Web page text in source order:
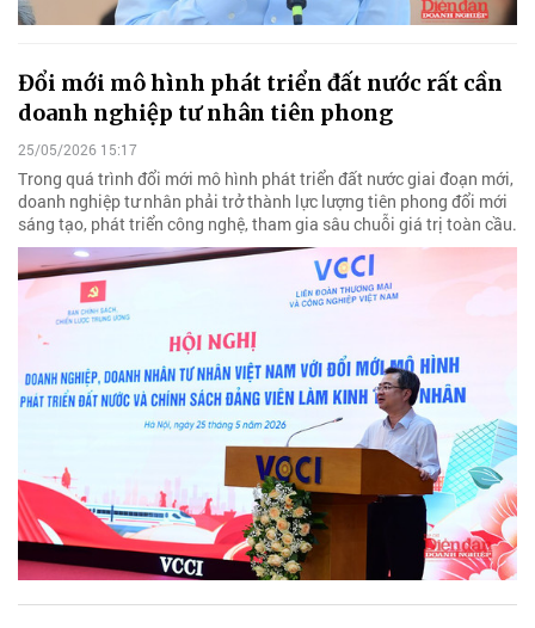
Đổi mới mô hình phát triển đất nước rất cần
doanh nghiệp tư nhân tiên phong
25/05/2026 15:17
Trong quá trình đổi mới mô hình phát triển đất nước giai đoạn mới,
doanh nghiệp tư nhân phải trở thành lực lượng tiên phong đổi mới
sáng tạo, phát triển công nghệ, tham gia sâu chuỗi giá trị toàn cầu.